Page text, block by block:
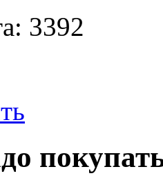
3392